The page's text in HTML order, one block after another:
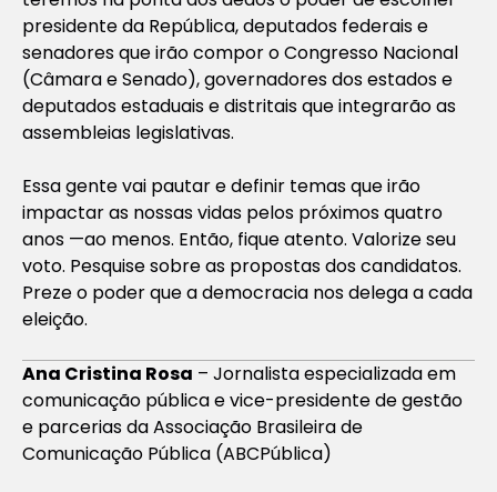
presidente da República, deputados federais e
senadores que irão compor o Congresso Nacional
(Câmara e Senado), governadores dos estados e
deputados estaduais e distritais que integrarão as
assembleias legislativas.
Essa gente vai pautar e definir temas que irão
impactar as nossas vidas pelos próximos quatro
anos —ao menos. Então, fique atento. Valorize seu
voto. Pesquise sobre as propostas dos candidatos.
Preze o poder que a democracia nos delega a cada
eleição.
Ana Cristina Rosa – Jornalista especializada em
comunicação pública e vice-presidente de gestão
e parcerias da Associação Brasileira de
Comunicação Pública (ABCPública)